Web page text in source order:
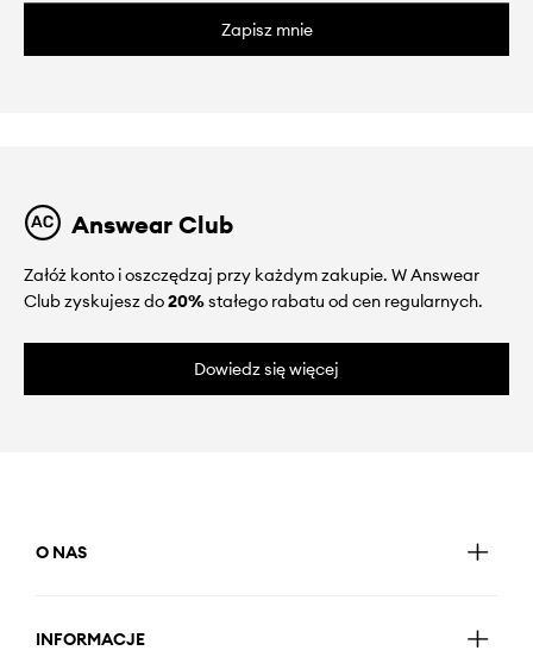
Zapisz mnie
Answear Club
Załóż konto i oszczędzaj przy każdym zakupie. W Answear
Club zyskujesz do20%stałego rabatu od cen regularnych.
Dowiedz się więcej
O NAS
INFORMACJE